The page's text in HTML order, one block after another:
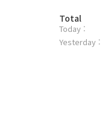
방
문
자
Total
Today :
Yesterday :